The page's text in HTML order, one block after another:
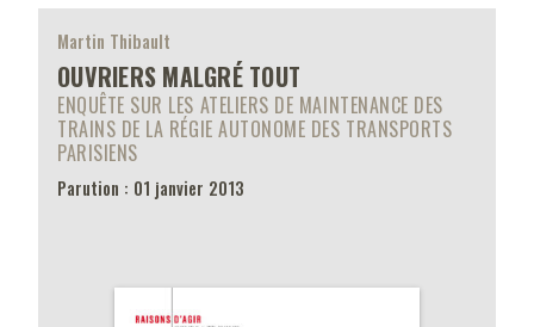
Martin Thibault
OUVRIERS MALGRÉ TOUT
ENQUÊTE SUR LES ATELIERS DE MAINTENANCE DES
TRAINS DE LA RÉGIE AUTONOME DES TRANSPORTS
PARISIENS
Parution : 01 janvier 2013